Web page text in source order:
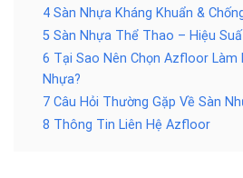
4 Sàn Nhựa Kháng Khuẩn &
5 Sàn Nhựa Thể Thao – Hiệu
6 Tại Sao Nên Chọn Azfloor Làm
Nhựa?
7 Câu Hỏi Thường Gặp Về Sàn
8 Thông Tin Liên Hệ Azfloor